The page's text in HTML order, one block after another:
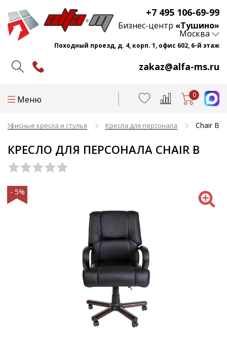
+7 495 106-69-99
zakaz@alfa-ms.ru
Бизнес-центр «Тушино»
Москва
Походный проезд, д. 4, корп. 1, офис 602, 6-й этаж
Меню 0
Офисные кресла и стулья Кресла для персонала Chair B
КРЕСЛО ДЛЯ ПЕРСОНАЛА CHAIR B
- 5%